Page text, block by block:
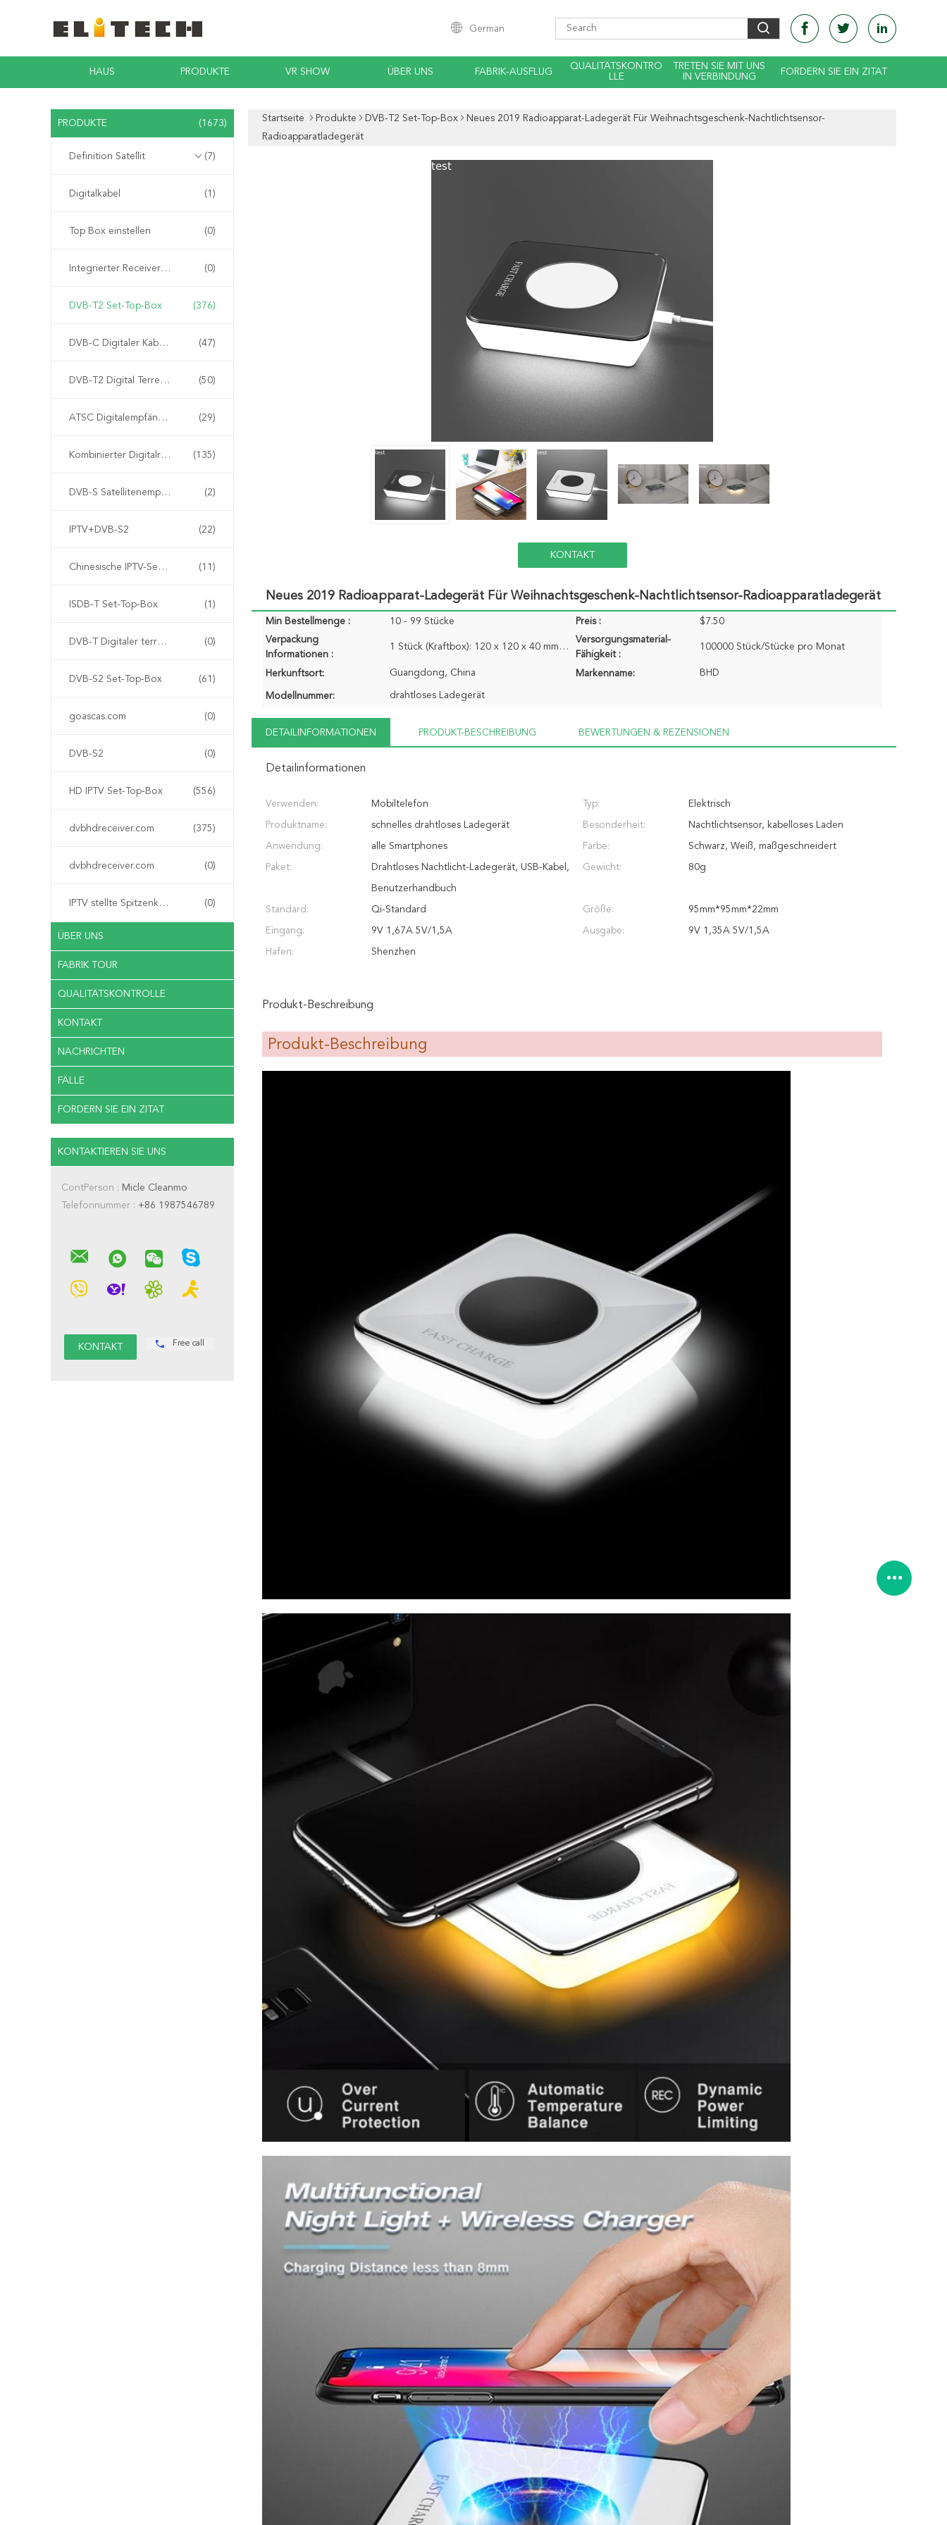
German
HAUS PRODUKTE VR SHOW ÜBER UNS FABRIK-AUSFLUG
QUALITÄTSKONTRO
LLE
TRETEN SIE MIT UNS
IN VERBINDUNG
FORDERN SIE EIN ZITAT
PRODUKTE (1673)
Definition Satellit (7)
Digitalkabel (1)
Top Box einstellen (0)
Integrierter Receiver Decoder (0)
DVB-T2 Set-Top-Box (376)
DVB-C Digitaler Kabelreceiver (47)
DVB-T2 Digital Terrestrial Receiver Receiver Receiver (50)
ATSC Digitalempfänger (29)
Kombinierter Digitalreceiver (135)
DVB-S Satellitenempfänger (2)
IPTV+DVB-S2 (22)
Chinesische IPTV-Set-Top-Box (11)
ISDB-T Set-Top-Box (1)
DVB-T Digitaler terrestrischer Empfänger (0)
DVB-S2 Set-Top-Box (61)
goascas.com (0)
DVB-S2 (0)
HD IPTV Set-Top-Box (556)
dvbhdreceiver.com (375)
dvbhdreceiver.com (0)
IPTV stellte Spitzenkasten ein (0)
ÜBER UNS
FABRIK TOUR
QUALITÄTSKONTROLLE
KONTAKT
NACHRICHTEN
FÄLLE
FORDERN SIE EIN ZITAT
KONTAKTIEREN SIE UNS
ContPerson : Micle Cleanmo
Telefonnummer : +86 1987546789
Free call
Startseite Produkte DVB-T2 Set-Top-Box
Neues 2019 Radioapparat-Ladegerät Für Weihnachtsgeschenk-Nachtlichtsensor-
Radioapparatladegerät
KONTAKT
Neues 2019 Radioapparat-Ladegerät Für Weihnachtsgeschenk-Nachtlichtsensor-Radioapparatladegerät
Min Bestellmenge : 10 - 99 Stücke Preis :
$7.50
Verpackung
Informationen :
1 Stück (Kraftbox): 120 x 120 x 40 mm, 144 g. 1 Stück (Kunststoffbox): 153 x 162 (30 Haken hinzufüge
Versorgungsmaterial-
Fähigkeit :
100000 Stück/Stücke pro Monat
Herkunftsort: Guangdong, China Markenname: BHD
Modellnummer: drahtloses Ladegerät
DETAILINFORMATIONEN PRODUKT-BESCHREIBUNG BEWERTUNGEN & REZENSIONEN
Detailinformationen
Verwenden: Mobiltelefon Typ: Elektrisch
Produktname: schnelles drahtloses Ladegerät Besonderheit: Nachtlichtsensor, kabelloses Laden
Anwendung: alle Smartphones Farbe: Schwarz, Weiß, maßgeschneidert
Paket: Drahtloses Nachtlicht-Ladegerät, USB-Kabel,
Benutzerhandbuch
Gewicht: 80g
Standard: Qi-Standard Größe: 95mm*95mm*22mm
Eingang: 9V 1,67A 5V/1,5A Ausgabe: 9V 1,35A 5V/1,5A
Hafen: Shenzhen
Produkt-Beschreibung
Produkt-Beschreibung